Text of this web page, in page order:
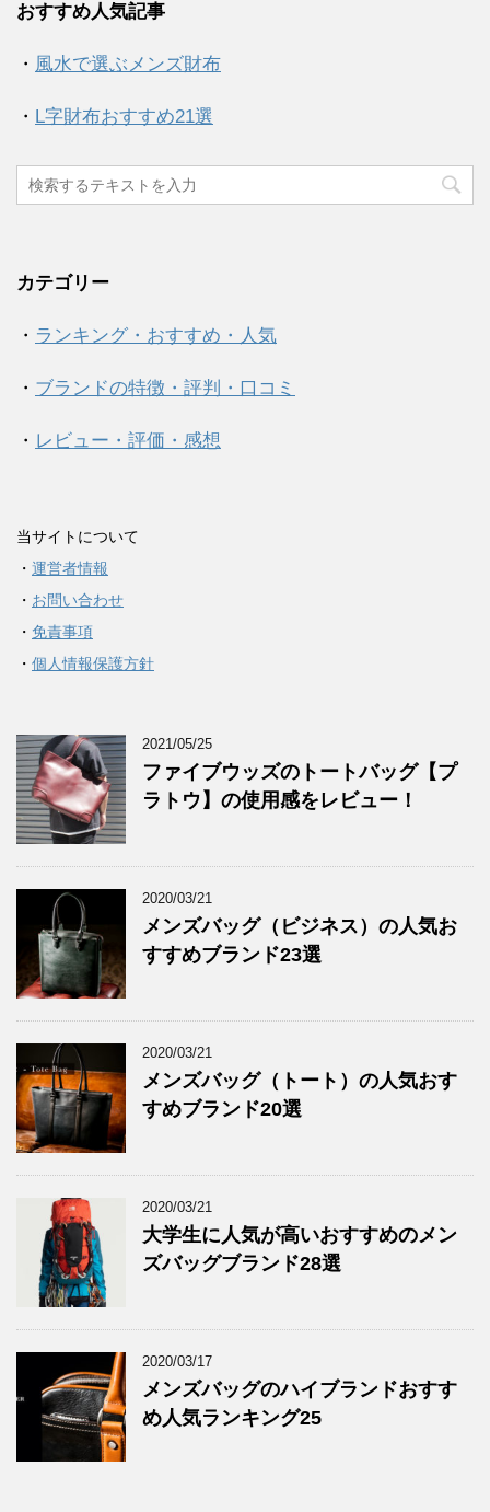
おすすめ人気記事
・ 風水で選ぶメンズ財布
・ L字財布おすすめ21選
カテゴリー
・ ランキング・おすすめ・人気
・ ブランドの特徴・評判・口コミ
・ レビュー・評価・感想
当サイトについて
・ 運営者情報
・ お問い合わせ
・ 免責事項
・ 個人情報保護方針
2021/05/25
ファイブウッズのトートバッグ【プ
ラトウ】の使用感をレビュー！
2020/03/21
メンズバッグ（ビジネス）の人気お
すすめブランド23選
2020/03/21
メンズバッグ（トート）の人気おす
すめブランド20選
2020/03/21
大学生に人気が高いおすすめのメン
ズバッグブランド28選
2020/03/17
メンズバッグのハイブランドおすす
め人気ランキング25